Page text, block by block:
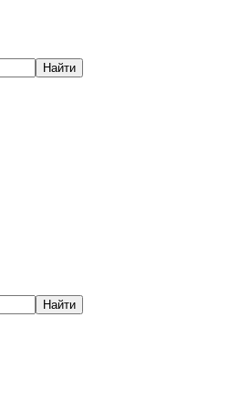
Найти
Найти